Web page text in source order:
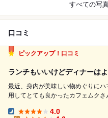
すべての写
口コミ
ピックアップ！口コミ
ランチもいいけどディナーは
最近、身内が美味しい物めぐりに
用してとても良かったカフェムク
ートです。 メニューの方は、せっかくなのでお店のホームページで見つ
4.0